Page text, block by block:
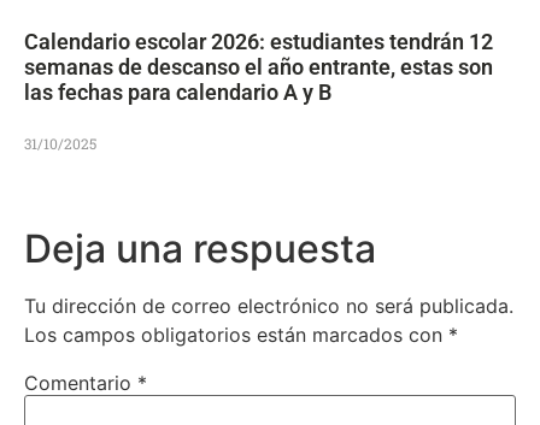
Calendario escolar 2026: estudiantes tendrán 12
semanas de descanso el año entrante, estas son
las fechas para calendario A y B
31/10/2025
Deja una respuesta
Tu dirección de correo electrónico no será publicada.
Los campos obligatorios están marcados con *
Comentario *